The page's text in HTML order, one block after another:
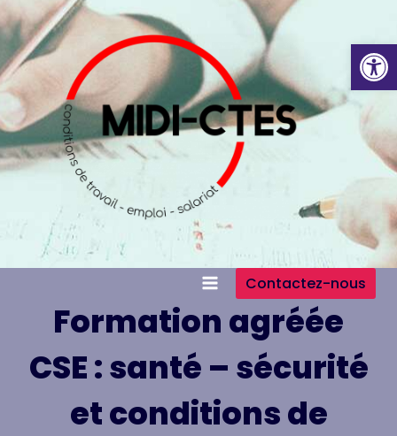
Ouvrir
Aller
au
contenu
Contactez-nous
Formation agréée
CSE : santé – sécurité
et conditions de